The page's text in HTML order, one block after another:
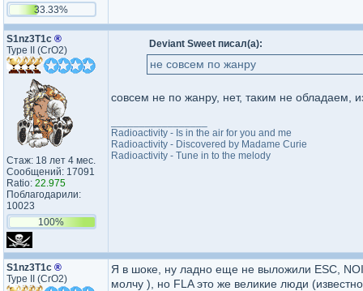
33.33%
S1nz3T1c ®
Type II (CrO2)
Стаж: 18 лет 4 мес.
Сообщений: 17091
Ratio: 22.975
Поблагодарили:
10023
100%
Deviant Sweet писал(а):
не совсем по жанру
совсем не по жанру, нет, таким не обладаем,
Radioactivity - Is in the air for you and me
Radioactivity - Discovered by Madame Curie
Radioactivity - Tune in to the melody
S1nz3T1c ®
Type II (CrO2)
Я в шоке, ну ладно еще не выложили ESC,
молчу ), но FLA это же великие люди